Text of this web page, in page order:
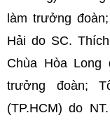
làm trưởng
Hải do SC.
Chùa Hòa
trưởng đoàn;
(TP.HCM) do